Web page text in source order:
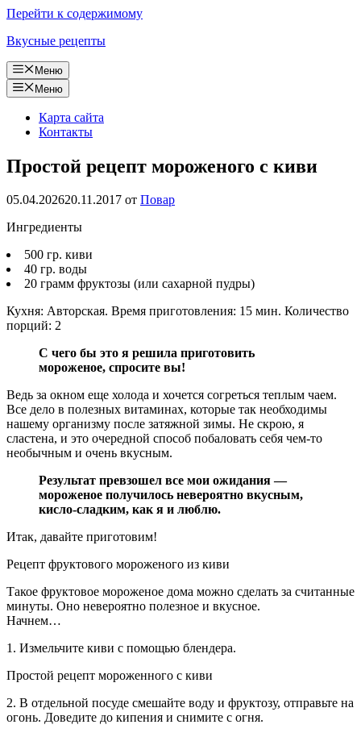
Перейти к содержимому
Вкусные рецепты
Меню
Меню
Карта сайта
Контакты
Простой рецепт мороженого с киви
05.04.202620.11.2017 от Повар
Ингредиенты
500 гр. киви
40 гр. воды
20 грамм фруктозы (или сахарной пудры)
Кухня: Авторская. Время приготовления: 15 мин. Количество
порций: 2
С чего бы это я решила приготовить
мороженое, спросите вы!
Ведь за окном еще холода и хочется согреться теплым чаем.
Все дело в полезных витаминах, которые так необходимы
нашему организму после затяжной зимы. Не скрою, я
сластена, и это очередной способ побаловать себя чем-то
необычным и очень вкусным.
Результат превзошел все мои ожидания —
мороженое получилось невероятно вкусным,
кисло-сладким, как я и люблю.
Итак, давайте приготовим!
Рецепт фруктового мороженого из киви
Такое фруктовое мороженое дома можно сделать за считанные
минуты. Оно невероятно полезное и вкусное.
Начнем…
1. Измельчите киви с помощью блендера.
Простой рецепт мороженного с киви
2. В отдельной посуде смешайте воду и фруктозу, отправьте на
огонь. Доведите до кипения и снимите с огня.